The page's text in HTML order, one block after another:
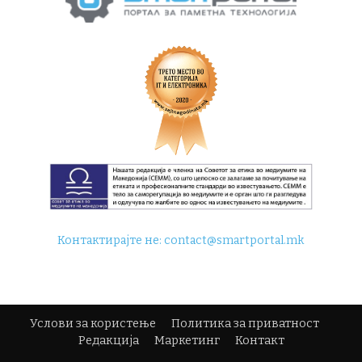
Контактирајте не:contact@smartportal.mk
Услови за користење
Политика за приватност
Редакција
Маркетинг Контакт